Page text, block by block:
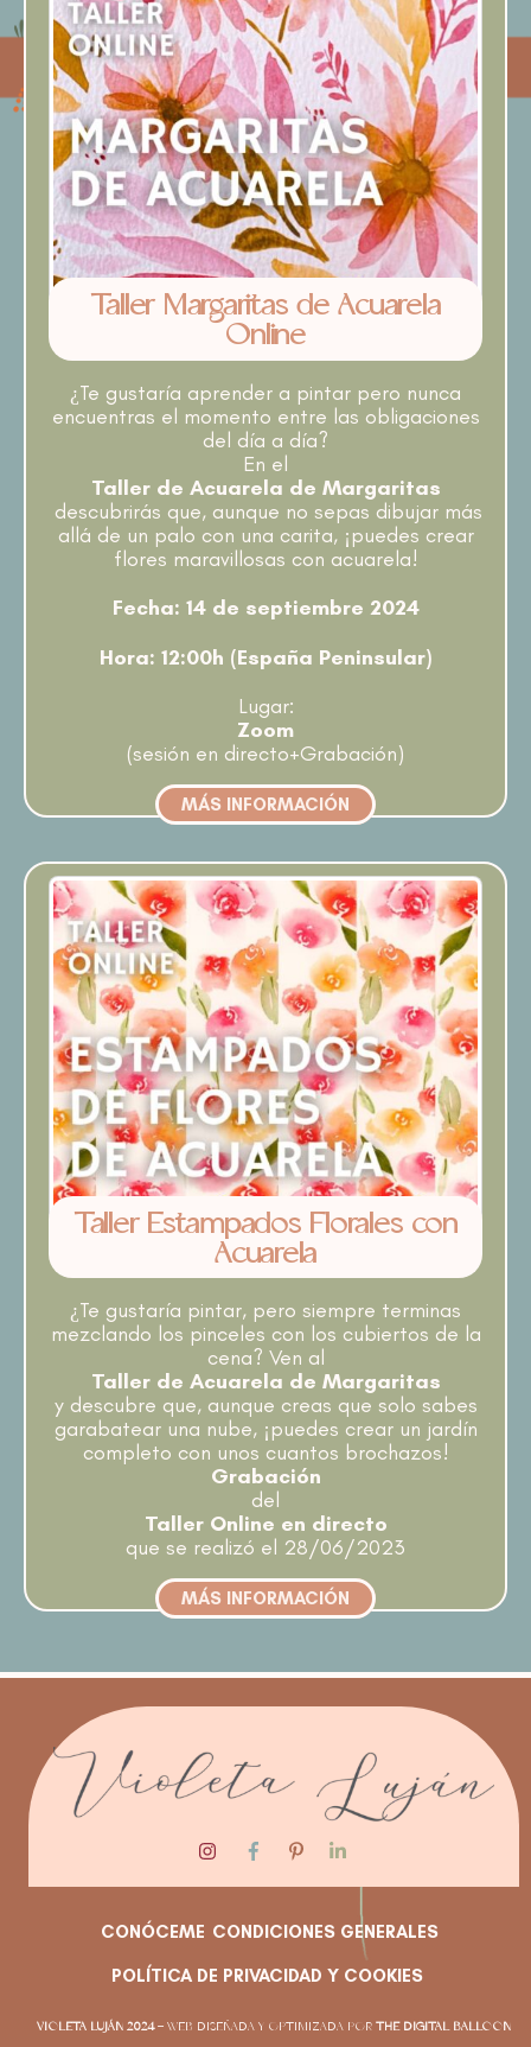
Taller Margaritas de Acuarela
Online
¿Te gustaría aprender a pintar pero nunca
encuentras el momento entre las obligaciones
del día a día?
En el
Taller de Acuarela de Margaritas
descubrirás que, aunque no sepas dibujar más
allá de un palo con una carita, ¡puedes crear
flores maravillosas con acuarela!
Fecha: 14 de septiembre 2024
Hora: 12:00h (España Peninsular)
Lugar:
Zoom
(sesión en directo+Grabación)
MÁS INFORMACIÓN
Taller Estampados Florales con
Acuarela
¿Te gustaría pintar, pero siempre terminas
mezclando los pinceles con los cubiertos de la
cena? Ven al
Taller de Acuarela de Margaritas
y descubre que, aunque creas que solo sabes
garabatear una nube, ¡puedes crear un jardín
completo con unos cuantos brochazos!
Grabación
del
Taller Online en directo
que se realizó el 28/06/2023
MÁS INFORMACIÓN
CONÓCEME CONDICIONES GENERALES
POLÍTICA DE PRIVACIDAD Y COOKIES
VIOLETA LUJÁN 2024– WEB DISEÑADA Y OPTIMIZADA POR THE DIGITAL BALLOON